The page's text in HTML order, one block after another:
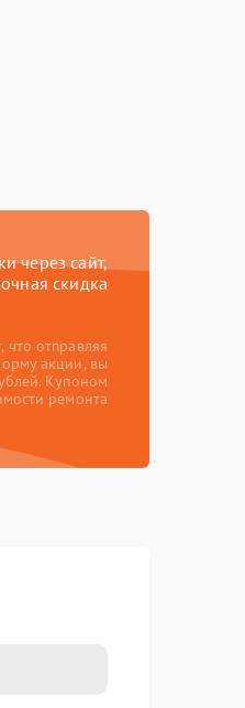
через сайт,
скидка
что отправляя
акции, вы
Купоном
ремонта